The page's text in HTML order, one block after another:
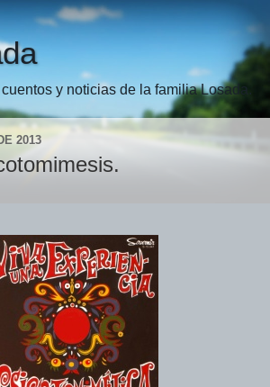
y noticias de la familia Losada.
2013